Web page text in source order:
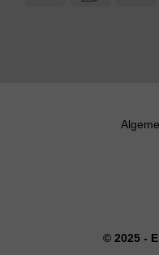
© 2025 -